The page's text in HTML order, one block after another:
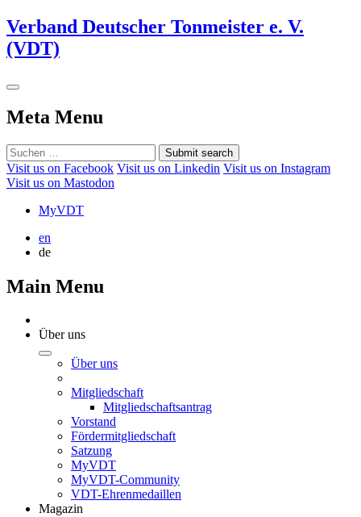
Verband Deutscher Tonmeister e. V.
(VDT)
Meta Menu
Submit search
Visit us on Facebook Visit us on Linkedin Visit us on Instagram
Visit us on Mastodon
MyVDT
en
de
Main Menu
Über uns
Über uns
Mitgliedschaft
Mitgliedschaftsantrag
Vorstand
Fördermitgliedschaft
Satzung
MyVDT
MyVDT-Community
VDT-Ehrenmedaillen
Magazin